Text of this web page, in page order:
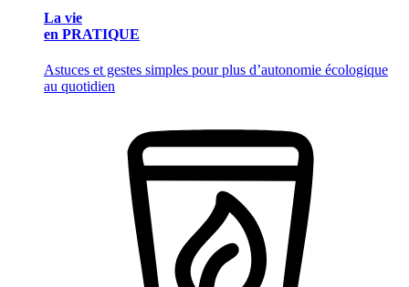
La vie
en PRATIQUE
Astuces et gestes simples pour plus d’autonomie écologique
au quotidien